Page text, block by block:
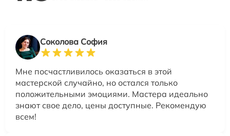
Соколова София
Мне посчастливилось оказаться в этой
мастерской случайно, но остался только
положительными эмоциями. Мастера идеально
знают свое дело, цены доступные. Рекомендую
всем!